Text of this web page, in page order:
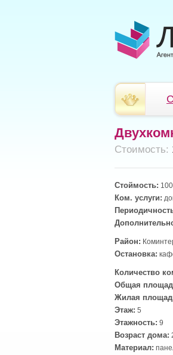
Cтоимость:
Стоймость:
Ком. услуги:
Район:
Остановка:
Количество
Общая
Жилая
Этаж: 5
Этажность: 9
Возраст дома:
Материал: